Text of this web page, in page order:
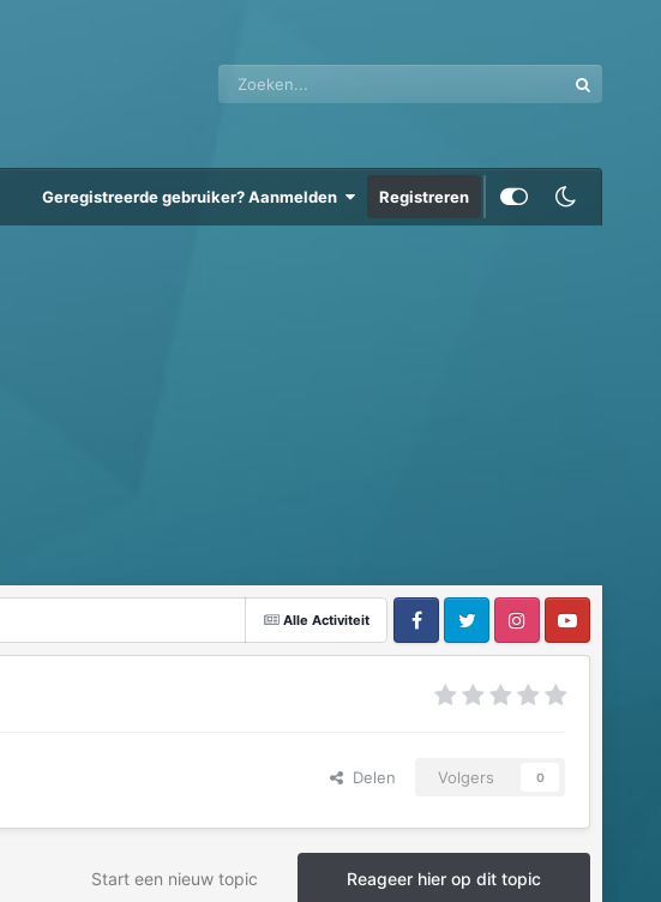
Geregistreerde gebruiker? Aanmelden Registreren
Alle Activiteit
Delen Volgers 0
Reageer hier op dit topic
Start een nieuw topic